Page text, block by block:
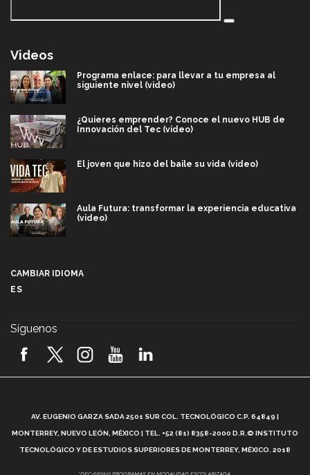
Videos
Programa enlace: para llevar a tu empresa al
siguiente nivel (video)
¿Quieres emprender? Conoce el nuevo HUB de
Innovación del Tec (video)
El joven que hizo del baile su vida (video)
Aula Futura: transformar la experiencia educativa
(video)
2026! (video)
¿Cómo es el Modelo Educativo Tec? (video)
CAMBIAR IDIOMA
ES
Síguenos
AV. EUGENIO GARZA SADA 2501 SUR COL. TECNOLÓGICO C.P. 64849 |
MONTERREY, NUEVO LEÓN, MÉXICO | TEL. +52 (81) 8358-2000 D.R.© INSTITUTO
TECNOLÓGICO Y DE ESTUDIOS SUPERIORES DE MONTERREY, MÉXICO. 2018